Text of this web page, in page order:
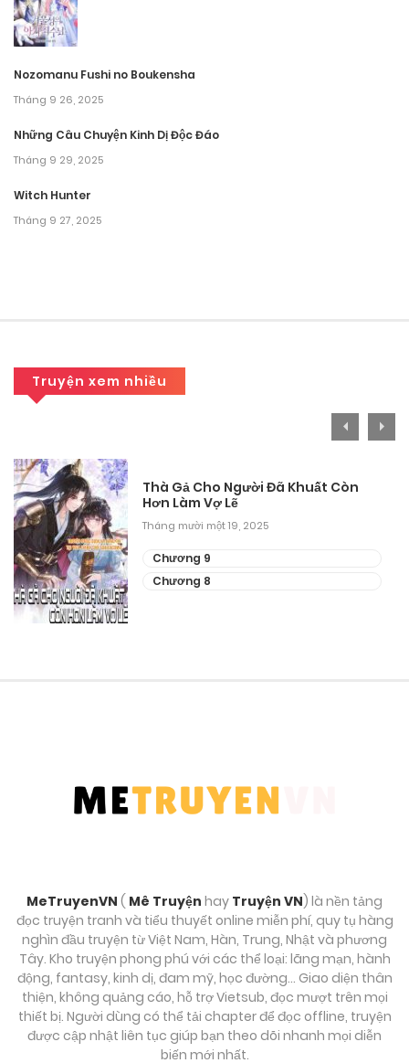
Chương 57
Chương 56
Tháng 10 2, 2025
Chương 52
Chương 51
Tháng 10 2, 2025
Chương 50
Tháng 10 2, 2025
Chương 49
Tháng 10 2, 2025
Chương 45
Tháng 10 2, 2025
Chương 44
Tháng 10 2, 2025
Nozomanu Fushi no Boukensha
Tháng 9 26, 2025
Những Câu Chuyện Kinh Dị Độc Đáo
Tháng 9 29, 2025
Witch Hunter
Tháng 9 27, 2025
Truyện xem nhiều
Thà Gả Cho Người Đã Khuất Còn
Hơn Làm Vợ Lẽ
Tháng mười một 19, 2025
Chương 9
Chương 8
MeTruyenVN ( Mê Truyện hay Truyện VN) là nền tảng
đọc truyện tranh và tiểu thuyết online miễn phí, quy tụ hàng
nghìn đầu truyện từ Việt Nam, Hàn, Trung, Nhật và phương
Tây. Kho truyện phong phú với các thể loại: lãng mạn, hành
động, fantasy, kinh dị, đam mỹ, học đường… Giao diện thân
thiện, không quảng cáo, hỗ trợ Vietsub, đọc mượt trên mọi
thiết bị. Người dùng có thể tải chapter để đọc offline, truyện
được cập nhật liên tục giúp bạn theo dõi nhanh mọi diễn
biến mới nhất.